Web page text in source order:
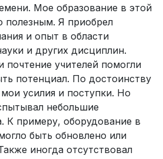
Мое образование в этой
полезным. Я приобрел
и опыт в области
и других дисциплин.
почтение учителей помогли
потенциал. По достоинству
усилия и поступки. Но
небольшие
К примеру, оборудование в
быть обновлено или
иногда отсутствовал